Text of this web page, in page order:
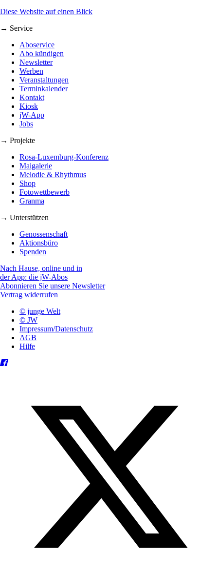
Diese Website auf einen Blick
→ Service
Aboservice
Abo kündigen
Newsletter
Werben
Veranstaltungen
Terminkalender
Kontakt
Kiosk
jW-App
Jobs
→ Projekte
Rosa-Luxemburg-Konferenz
Maigalerie
Melodie & Rhythmus
Shop
Fotowettbewerb
Granma
→ Unterstützen
Genossenschaft
Aktionsbüro
Spenden
Nach Hause, online und in
der App: die jW-Abos
Abonnieren Sie unsere Newsletter
Vertrag widerrufen
© junge Welt
© JW
Impressum/Datenschutz
AGB
Hilfe